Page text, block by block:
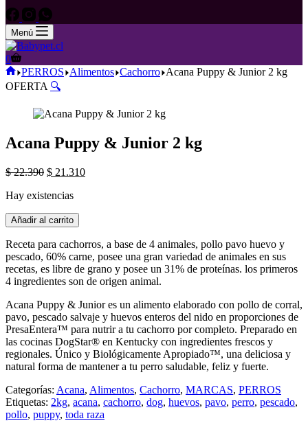
Menú
Carro
de
compra
0
Inicio
PERROS Alimentos Cachorro Acana Puppy & Junior 2 kg
OFERTA 🔍
Acana Puppy & Junior 2 kg
$22.390 El
original
$ 22.390.
$ 21.310El
Hay existencias
Acana
Puppy
&
Junior
2
kg
Añadir al carrito
Receta para cachorros, a base de 4 animales, pollo pavo huevo y
pescado, 60% carne, posee una gran variedad de animales en sus
recetas, es libre de grano y posee un 31% de proteínas. los primeros
4 ingredientes son de origen animal.
Acana Puppy & Junior es un alimento elaborado con pollo de corral,
pavo, pescado salvaje y huevos enteros del nido en proporciones de
PresaEntera™ para nutrir a tu cachorro por completo. Preparado en
las cocinas DogStar® en Kentucky con ingredientes frescos y
regionales. Único y Biológicamente Apropiado™, una deliciosa y
natural forma de mantener a tu perro saludable, feliz y fuerte.
Categorías: Acana, Alimentos, Cachorro, MARCAS, PERROS
Etiquetas: 2kg, acana, cachorro, dog, huevos, pavo, perro, pescado,
pollo, puppy, toda raza